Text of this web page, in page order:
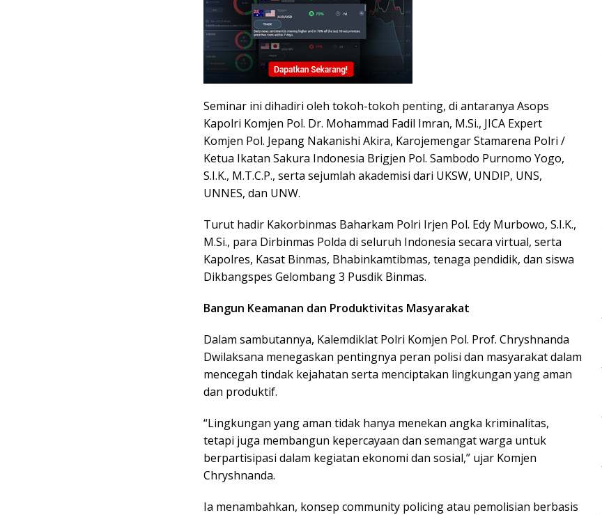
Seminar ini dihadiri oleh tokoh-tokoh penting, di antaranya Asops
Kapolri Komjen Pol. Dr. Mohammad Fadil Imran, M.Si., JICA Expert
Komjen Pol. Jepang Nakanishi Akira, Karojemengar Stamarena Polri /
Ketua Ikatan Sakura Indonesia Brigjen Pol. Sambodo Purnomo Yogo,
S.I.K., M.T.C.P., serta sejumlah akademisi dari UKSW, UNDIP, UNS,
UNNES, dan UNW.
Turut hadir Kakorbinmas Baharkam Polri Irjen Pol. Edy Murbowo, S.I.K.,
M.Si., para Dirbinmas Polda di seluruh Indonesia secara virtual, serta
Kapolres, Kasat Binmas, Bhabinkamtibmas, tenaga pendidik, dan siswa
Dikbangspes Gelombang 3 Pusdik Binmas.
Bangun Keamanan dan Produktivitas Masyarakat
Dalam sambutannya, Kalemdiklat Polri Komjen Pol. Prof. Chryshnanda
Dwilaksana menegaskan pentingnya peran polisi dan masyarakat dalam
mencegah tindak kejahatan serta menciptakan lingkungan yang aman
dan produktif.
“Lingkungan yang aman tidak hanya menekan angka kriminalitas,
tetapi juga membangun kepercayaan dan semangat warga untuk
berpartisipasi dalam kegiatan ekonomi dan sosial,” ujar Komjen
Chryshnanda.
Ia menambahkan, konsep community policing atau pemolisian berbasis